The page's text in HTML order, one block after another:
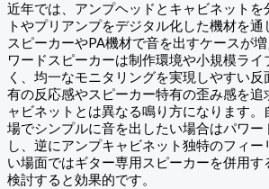
近年では、アンプヘッドとキャビネットを
トやプリアンプをデジタル化した機材を通
スピーカーやPA機材で音を出すケースが
ワードスピーカーは制作環境や小規模ライ
く、均一なモニタリングを実現しやすい
有の反応感やスピーカー特有の歪み感を追
ャビネットとは異なる鳴り方になります。
場でシンプルに音を出したい場合はパワー
し、逆にアンプキャビネット独特のフィー
い場面ではギター専用スピーカーを併用す
検討すると効果的です。